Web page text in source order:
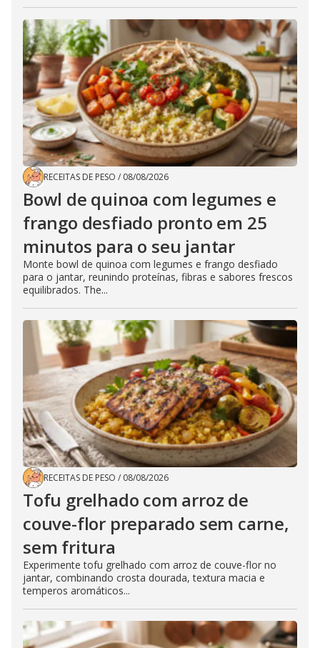
RECEITAS DE PESO / 08/08/2026
Bowl de quinoa com legumes e
frango desfiado pronto em 25
minutos para o seu jantar
Monte bowl de quinoa com legumes e frango desfiado
para o jantar, reunindo proteínas, fibras e sabores frescos
equilibrados. The...
RECEITAS DE PESO / 08/08/2026
Tofu grelhado com arroz de
couve-flor preparado sem carne,
sem fritura
Experimente tofu grelhado com arroz de couve-flor no
jantar, combinando crosta dourada, textura macia e
temperos aromáticos...